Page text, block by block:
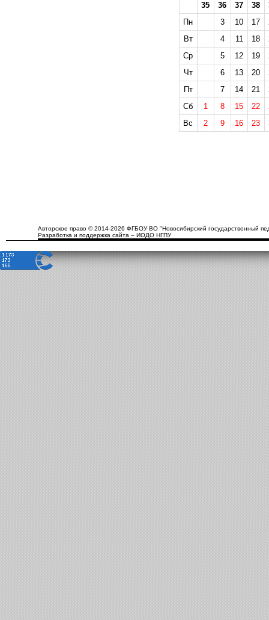
35 36 37 38
Пн
3 10 17
Вт
4 11 18
Ср
5 12 19
Чт
6 13 20
Пт
7 14 21
Сб
1 8 15 22
Вс
2 9 16 23
Авторское право © 2014-2026 ФГБОУ ВО "Новосибирский государственный
Разработка и поддержка сайта – ИОДО НГПУ